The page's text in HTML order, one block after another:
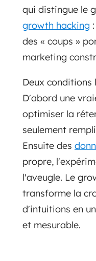
qui distingue le
growth hacking
des « coups »
marketing
Deux conditions
D'abord une
optimiser la
seulement
Ensuite des
propre,
l'aveugle. Le
transforme la
d'intuitions en
et mesurable.